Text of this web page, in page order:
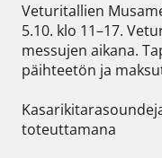
Veturitallien
5.10. klo 11–17.
messujen aikana.
päihteetön ja
toteuttamana